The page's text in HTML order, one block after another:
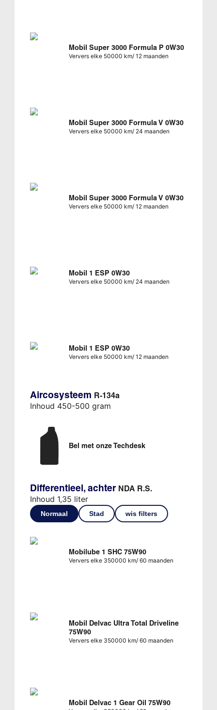
Mobil Super 3000 Formula P 0W30
Ververs elke 50000 km/ 12 maanden
Mobil Super 3000 Formula V 0W30
Ververs elke 50000 km/ 24 maanden
Mobil Super 3000 Formula V 0W30
Ververs elke 50000 km/ 12 maanden
Mobil 1 ESP 0W30
Ververs elke 50000 km/ 24 maanden
Mobil 1 ESP 0W30
Ververs elke 50000 km/ 12 maanden
Aircosysteem R-134a
Inhoud 450-500 gram
Bel met onze Techdesk
Differentieel, achter NDA R.S.
Inhoud 1,35 liter
Normaal Stad wis filters
Mobilube 1 SHC 75W90
Ververs elke 350000 km/ 60 maanden
Mobil Delvac Ultra Total Driveline
75W90
Ververs elke 350000 km/ 60 maanden
Mobil Delvac 1 Gear Oil 75W90